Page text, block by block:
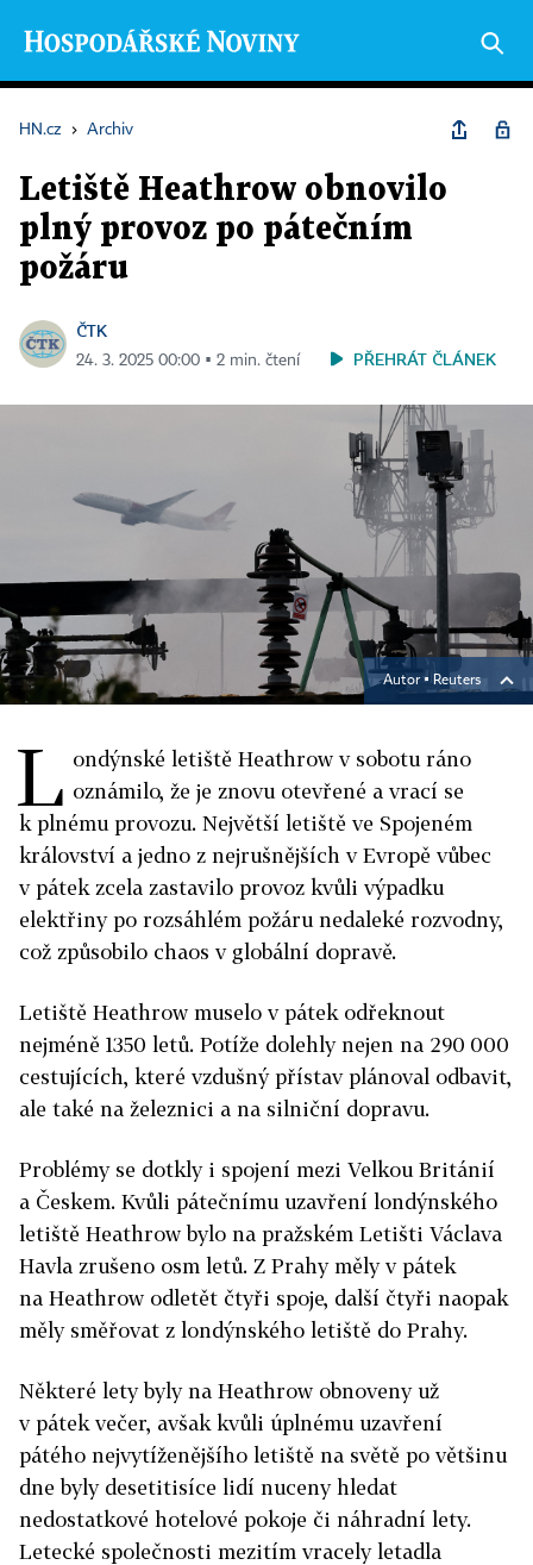
HN.cz › Archiv
Letiště Heathrow obnovilo
plný provoz po pátečním
požáru
ČTK
24. 3. 2025 00:00 ▪ 2 min. čtení PŘEHRÁT ČLÁNEK
Autor ▪ Reuters
L ondýnské letiště Heathrow v sobotu ráno
oznámilo, že je znovu otevřené a vrací se
k plnému provozu. Největší letiště ve Spojeném
království a jedno z nejrušnějších v Evropě vůbec
v pátek zcela zastavilo provoz kvůli výpadku
elektřiny po rozsáhlém požáru nedaleké rozvodny,
což způsobilo chaos v globální dopravě.
Letiště Heathrow muselo v pátek odřeknout
nejméně 1350 letů. Potíže dolehly nejen na 290 000
cestujících, které vzdušný přístav plánoval odbavit,
ale také na železnici a na silniční dopravu.
Problémy se dotkly i spojení mezi Velkou Británií
a Českem. Kvůli pátečnímu uzavření londýnského
letiště Heathrow bylo na pražském Letišti Václava
Havla zrušeno osm letů. Z Prahy měly v pátek
na Heathrow odletět čtyři spoje, další čtyři naopak
měly směřovat z londýnského letiště do Prahy.
Některé lety byly na Heathrow obnoveny už
v pátek večer, avšak kvůli úplnému uzavření
pátého nejvytíženějšího letiště na světě po většinu
dne byly desetitisíce lidí nuceny hledat
nedostatkové hotelové pokoje či náhradní lety.
Letecké společnosti mezitím vracely letadla